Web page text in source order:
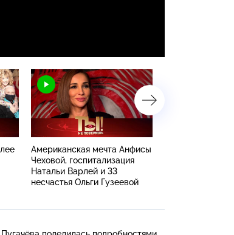
Американская мечта Анфисы
Чеховой, госпитализация
Натальи Варлей и 33
несчастья Ольги Гузеевой